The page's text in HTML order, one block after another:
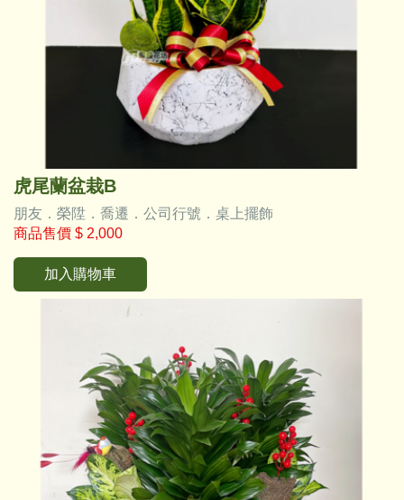
虎尾蘭盆栽B
朋友．榮陞．喬遷．公司行號．桌上擺飾
商品售價 $ 2,000
加入購物車